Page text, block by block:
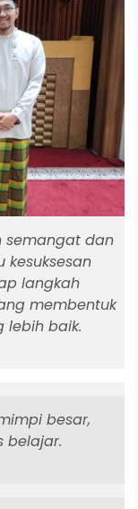
semangat dan
kesuksesan
langkah
membentuk
lebih baik.
besar,
belajar.